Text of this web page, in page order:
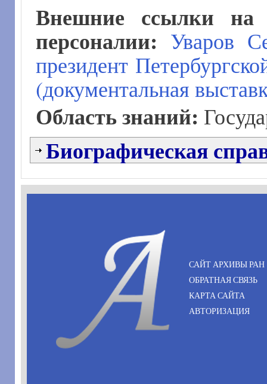
Внешние ссылки на
персоналии: Уваров
президент
(документальная
Область знаний:
Биографическая
САЙТ АРХИВЫ РАН
ОБРАТНАЯ СВЯЗЬ
КАРТА САЙТА
АВТОРИЗАЦИЯ